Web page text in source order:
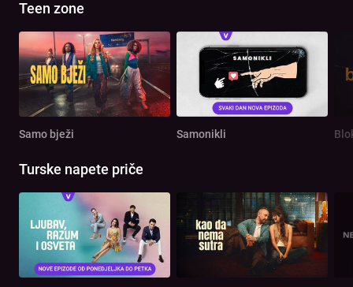
Teen zone
Samo bježi Samonikli
Turske napete priče